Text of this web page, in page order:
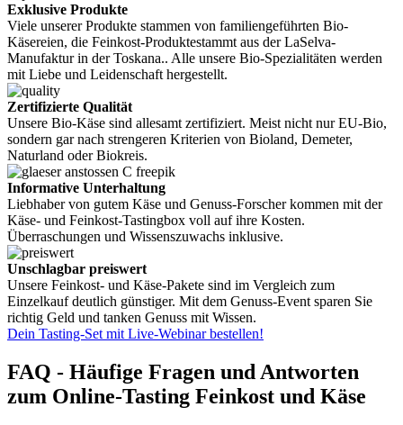
Exklusive Produkte
Viele unserer Produkte stammen von familiengeführten Bio-
Käsereien, die Feinkost-Produktestammt aus der LaSelva-
Manufaktur in der Toskana.. Alle unsere Bio-Spezialitäten werden
mit Liebe und Leidenschaft hergestellt.
Zertifizierte Qualität
Unsere Bio-Käse sind allesamt zertifiziert. Meist nicht nur EU-Bio,
sondern gar nach strengeren Kriterien von Bioland, Demeter,
Naturland oder Biokreis.
Informative Unterhaltung
Liebhaber von gutem Käse und Genuss-Forscher kommen mit der
Käse- und Feinkost-Tastingbox voll auf ihre Kosten.
Überraschungen und Wissenszuwachs inklusive.
Unschlagbar preiswert
Unsere Feinkost- und Käse-Pakete sind im Vergleich zum
Einzelkauf deutlich günstiger. Mit dem Genuss-Event sparen Sie
richtig Geld und tanken Genuss mit Wissen.
Dein Tasting-Set mit Live-Webinar bestellen!
FAQ - Häufige Fragen und Antworten
zum Online-Tasting Feinkost und Käse